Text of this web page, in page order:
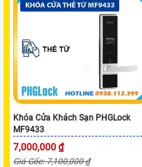
Khóa Cửa Khách Sạn PHGLock
MF9433
7,000,000 ₫
Giá Gốc: 7,100,000 ₫